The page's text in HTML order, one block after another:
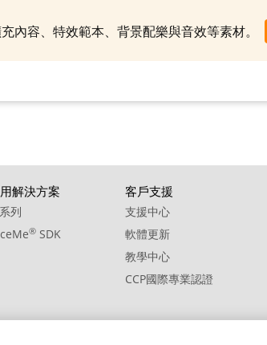
內容、特效範本、背景配樂與音效等素材。
解決方案
列
® SDK
客戶支援
支援中心
軟體更新
教學中心
CCP國際專業認證